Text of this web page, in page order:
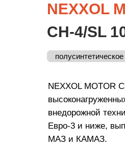
NEXXOL MOTOR
внедорожной
Евро-3 и ниже,
МАЗ и КАМАЗ.
NEXXOL
CH-4/SL
минеральное
полусинтетическое